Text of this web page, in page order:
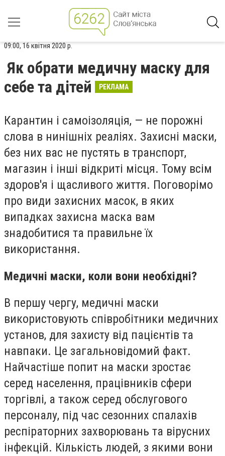
09:00, 16 квітня 2020 р.
Як обрати медичну маску для
себе та дітей
РЕКЛАМА
Карантин і самоізоляція, — не порожні
слова в нинішніх реаліях. Захисні маски,
без них вас не пустять в транспорт,
магазин і інші відкриті місця. Тому всім
здоров'я і щасливого життя. Поговорімо
про види захисних масок, в яких
випадках захисна маска вам
знадобитися та правильне їх
використання.
Медичні маски, коли вони необхідні?
В першу чергу, медичні маски
використовують співробітники медичних
установ, для захисту від пацієнтів та
навпаки. Це загальновідомий факт.
Найчастіше попит на маски зростає
серед населення, працівників сфери
торгівлі, а також серед обслугового
персоналу, під час сезонних спалахів
респіраторних захворювань та вірусних
інфекцій. Кількість людей, з якими вони